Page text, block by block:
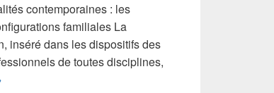
contemporaines : les
familiales La
inséré dans les dispositifs des
de toutes disciplines,
de conférences : La ou les parentalités